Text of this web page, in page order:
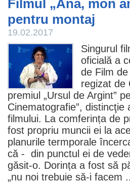
Filmul „Ana, mon
pentru montaj
19.02.2017
Singurul
oficială a
de Film
regizat de
premiul „Ursul de Argint”
Cinematografie”,
filmului. La comferința de
fost propriu muncii ei la
planurile termporale
că - din punctul ei de
găsit-o. Dorința a fost să
„nu noi trebuie să-i facem